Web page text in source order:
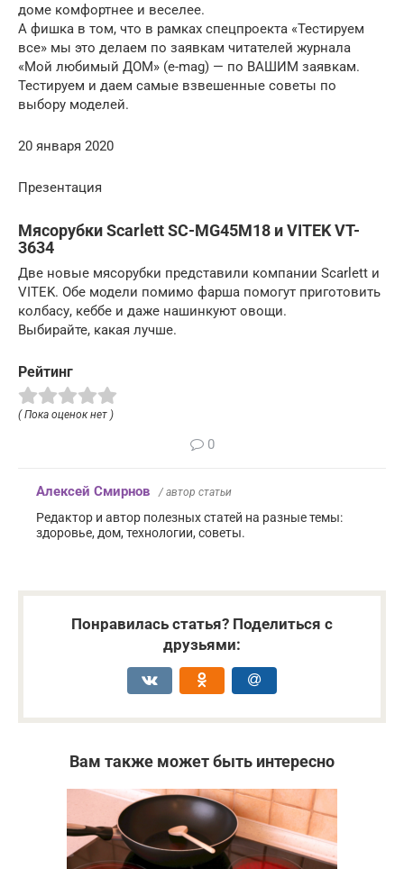
доме комфортнее и веселее.
А фишка в том, что в рамках спецпроекта «Тестируем
все» мы это делаем по заявкам читателей журнала
«Мой любимый ДОМ» (e-mag) — по ВАШИМ заявкам.
Тестируем и даем самые взвешенные советы по
выбору моделей.
20 января 2020
Презентация
Мясорубки Scarlett SC-MG45M18 и VITEK VT-
3634
Две новые мясорубки представили компании Scarlett и
VITEK. Обе модели помимо фарша помогут приготовить
колбасу, кеббе и даже нашинкуют овощи.
Выбирайте, какая лучше.
Рейтинг
( Пока оценок нет )
0
Алексей Смирнов / автор статьи
Редактор и автор полезных статей на разные темы:
здоровье, дом, технологии, советы.
Понравилась статья? Поделиться с
друзьями:
Вам также может быть интересно